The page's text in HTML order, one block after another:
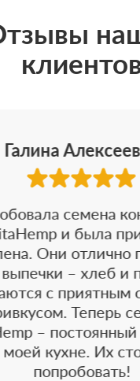
Галина
семена
и была
Они отлично
– хлеб и
с приятным
Теперь
– постоянный
моей кухне. Их
попробовать!